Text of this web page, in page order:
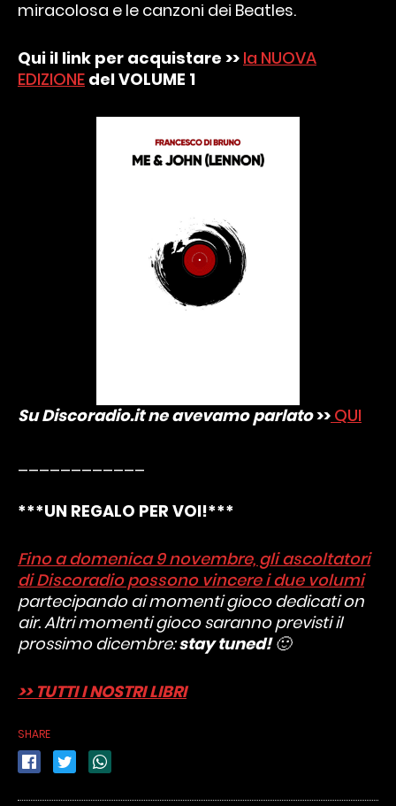
miracolosa e le canzoni dei Beatles.
Qui il link per acquistare >> la NUOVA
EDIZIONE del VOLUME 1
Su Discoradio.it ne avevamo parlato>> QUI
***UN REGALO PER VOI!***
Fino a domenica 9 novembre, gli ascoltatori
di Discoradio possono vincere i due volumi
partecipando ai momenti gioco dedicati on
air. Altri momenti gioco saranno previsti il
prossimo dicembre:stay tuned!🙂
>> TUTTI I NOSTRI LIBRI
SHARE